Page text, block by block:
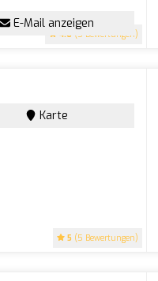
4.6 (5 Bewertungen)
E-Mail anzeigen
5 (5 Bewertungen)
Karte